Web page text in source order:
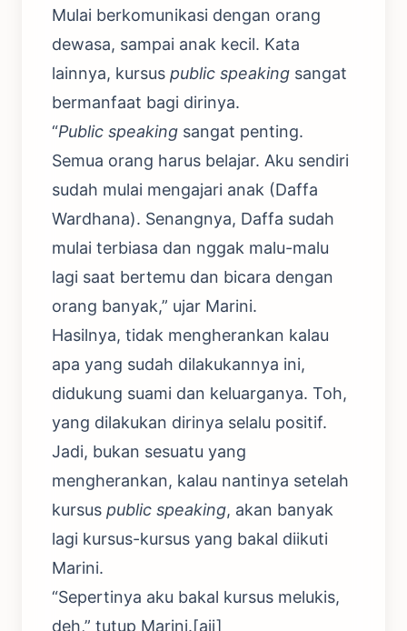
Mulai berkomunikasi dengan orang
dewasa, sampai anak kecil. Kata
lainnya, kursus public speaking sangat
bermanfaat bagi dirinya.
“Public speaking sangat penting.
Semua orang harus belajar. Aku sendiri
sudah mulai mengajari anak (Daffa
Wardhana). Senangnya, Daffa sudah
mulai terbiasa dan nggak malu-malu
lagi saat bertemu dan bicara dengan
orang banyak,” ujar Marini.
Hasilnya, tidak mengherankan kalau
apa yang sudah dilakukannya ini,
didukung suami dan keluarganya. Toh,
yang dilakukan dirinya selalu positif.
Jadi, bukan sesuatu yang
mengherankan, kalau nantinya setelah
kursus public speaking, akan banyak
lagi kursus-kursus yang bakal diikuti
Marini.
“Sepertinya aku bakal kursus melukis,
deh,” tutup Marini.[aji]